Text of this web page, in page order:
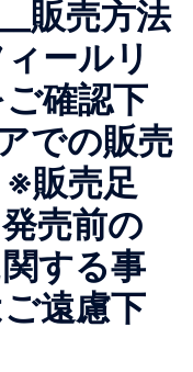
販売方法
ールリ
確認下
での販売
販売足
売前の
する事
遠慮下